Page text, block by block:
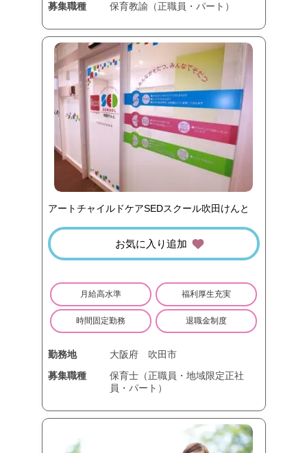
募集職種
保育教諭（正職員・パート）
アートチャイルドケアSEDスクール吹田けんと
お気に入り追加
月給高水準 福利厚生充実
時間固定勤務 退職金制度
勤務地 大阪府
吹田市
募集職種
保育士（正職員・地域限定正社
員・パート）